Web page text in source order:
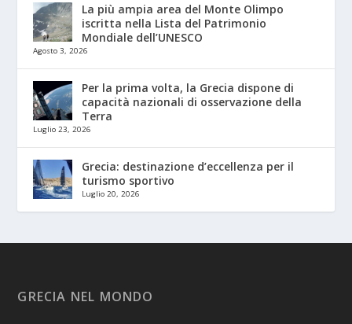
La più ampia area del Monte Olimpo
iscritta nella Lista del Patrimonio
Mondiale dell’UNESCO
Agosto 3, 2026
Per la prima volta, la Grecia dispone di
capacità nazionali di osservazione della
Terra
Luglio 23, 2026
Grecia: destinazione d’eccellenza per il
turismo sportivo
Luglio 20, 2026
GRECIA NEL MONDO